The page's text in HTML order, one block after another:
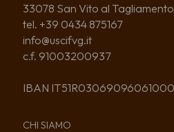
33078 San Vito al
tel. +39 0434 875167
info@uscifvg.it
c.f. 91003200937
IBAN
CHI SIAMO